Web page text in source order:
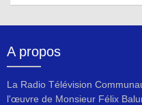
A propos
La Radio Télévision
l'œuvre de Monsieur Félix